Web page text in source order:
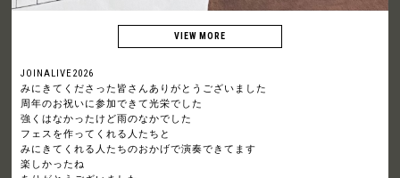
JOINALIVE2026
みにきてくださった皆さんありがとうございました
周年のお祝いに参加できて光栄でした
強くはなかったけど雨のなかでした
フェスを作ってくれる人たちと
みにきてくれる人たちのおかげで演奏できてます
楽しかったね